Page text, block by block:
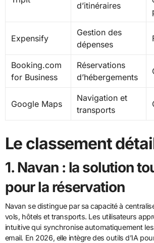
d’itinéraires
Expensify
Gestion des
dépenses
Booking.com
for Business
Réservations
d’hébergements
Google Maps
Navigation et
transports
Le classement
1. Navan : la solution
pour la réservation
Navan se distingue par sa capacité à
vols, hôtels et transports. Les utilisateurs
intuitive qui synchronise automatiquement
email. En 2026, elle intègre des outils d’IA